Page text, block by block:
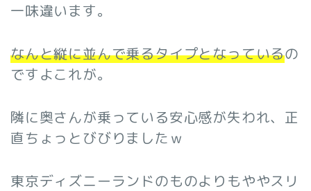
一味違います。
なんと縦に並んで乗るタイプとなっているの
ですよこれが。
隣に奥さんが乗っている安心感が失われ、正
直ちょっとびびりましたｗ
東京ディズニーランドのものよりもややスリ